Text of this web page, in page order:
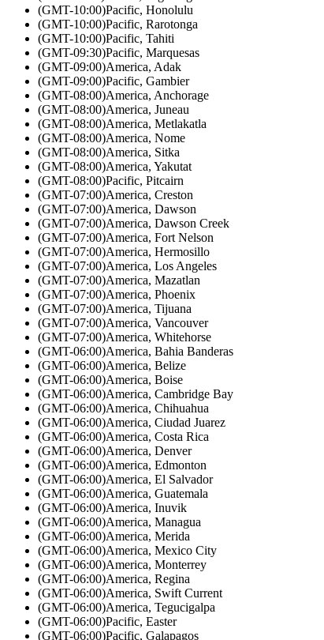
(GMT-10:00)Pacific, Honolulu
(GMT-10:00)Pacific, Rarotonga
(GMT-10:00)Pacific, Tahiti
(GMT-09:30)Pacific, Marquesas
(GMT-09:00)America, Adak
(GMT-09:00)Pacific, Gambier
(GMT-08:00)America, Anchorage
(GMT-08:00)America, Juneau
(GMT-08:00)America, Metlakatla
(GMT-08:00)America, Nome
(GMT-08:00)America, Sitka
(GMT-08:00)America, Yakutat
(GMT-08:00)Pacific, Pitcairn
(GMT-07:00)America, Creston
(GMT-07:00)America, Dawson
(GMT-07:00)America, Dawson Creek
(GMT-07:00)America, Fort Nelson
(GMT-07:00)America, Hermosillo
(GMT-07:00)America, Los Angeles
(GMT-07:00)America, Mazatlan
(GMT-07:00)America, Phoenix
(GMT-07:00)America, Tijuana
(GMT-07:00)America, Vancouver
(GMT-07:00)America, Whitehorse
(GMT-06:00)America, Bahia Banderas
(GMT-06:00)America, Belize
(GMT-06:00)America, Boise
(GMT-06:00)America, Cambridge Bay
(GMT-06:00)America, Chihuahua
(GMT-06:00)America, Ciudad Juarez
(GMT-06:00)America, Costa Rica
(GMT-06:00)America, Denver
(GMT-06:00)America, Edmonton
(GMT-06:00)America, El Salvador
(GMT-06:00)America, Guatemala
(GMT-06:00)America, Inuvik
(GMT-06:00)America, Managua
(GMT-06:00)America, Merida
(GMT-06:00)America, Mexico City
(GMT-06:00)America, Monterrey
(GMT-06:00)America, Regina
(GMT-06:00)America, Swift Current
(GMT-06:00)America, Tegucigalpa
(GMT-06:00)Pacific, Easter
(GMT-06:00)Pacific, Galapagos